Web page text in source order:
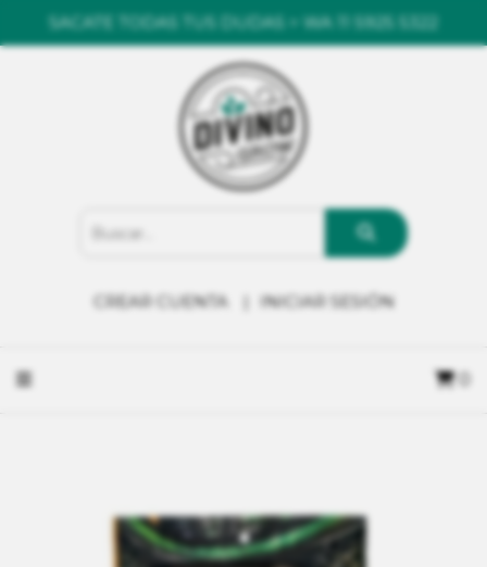
SACATE TODAS TUS DUDAS > WA 11 5925 5322
CREAR CUENTA INICIAR SESIÓN